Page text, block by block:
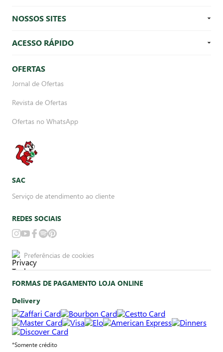
NOSSOS SITES
ACESSO RÁPIDO
OFERTAS
Jornal de Ofertas
Revista de Ofertas
Ofertas no WhatsApp
SAC
Serviço de atendimento ao cliente
REDES SOCIAIS
Preferências de cookies
FORMAS DE PAGAMENTO LOJA ONLINE
Delivery
*Somente crédito